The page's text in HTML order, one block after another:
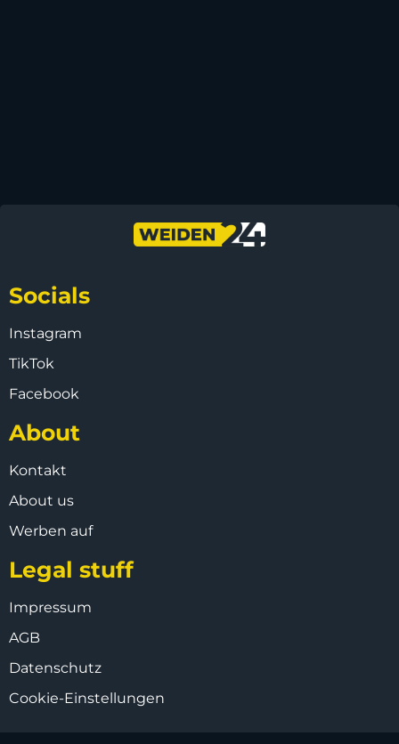
Socials
Instagram
TikTok
Facebook
About
Kontakt
About us
Werben auf
Legal stuff
Impressum
AGB
Datenschutz
Cookie-Einstellungen